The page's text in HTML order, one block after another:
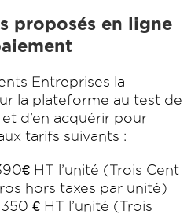
proposés en ligne
Entreprises la
la plateforme au test de
d’en acquérir pour
tarifs suivants :
HT l’unité (Trois Cent
hors taxes par unité)
€ HT l’unité (Trois